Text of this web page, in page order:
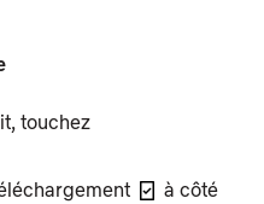
touchez
à côté